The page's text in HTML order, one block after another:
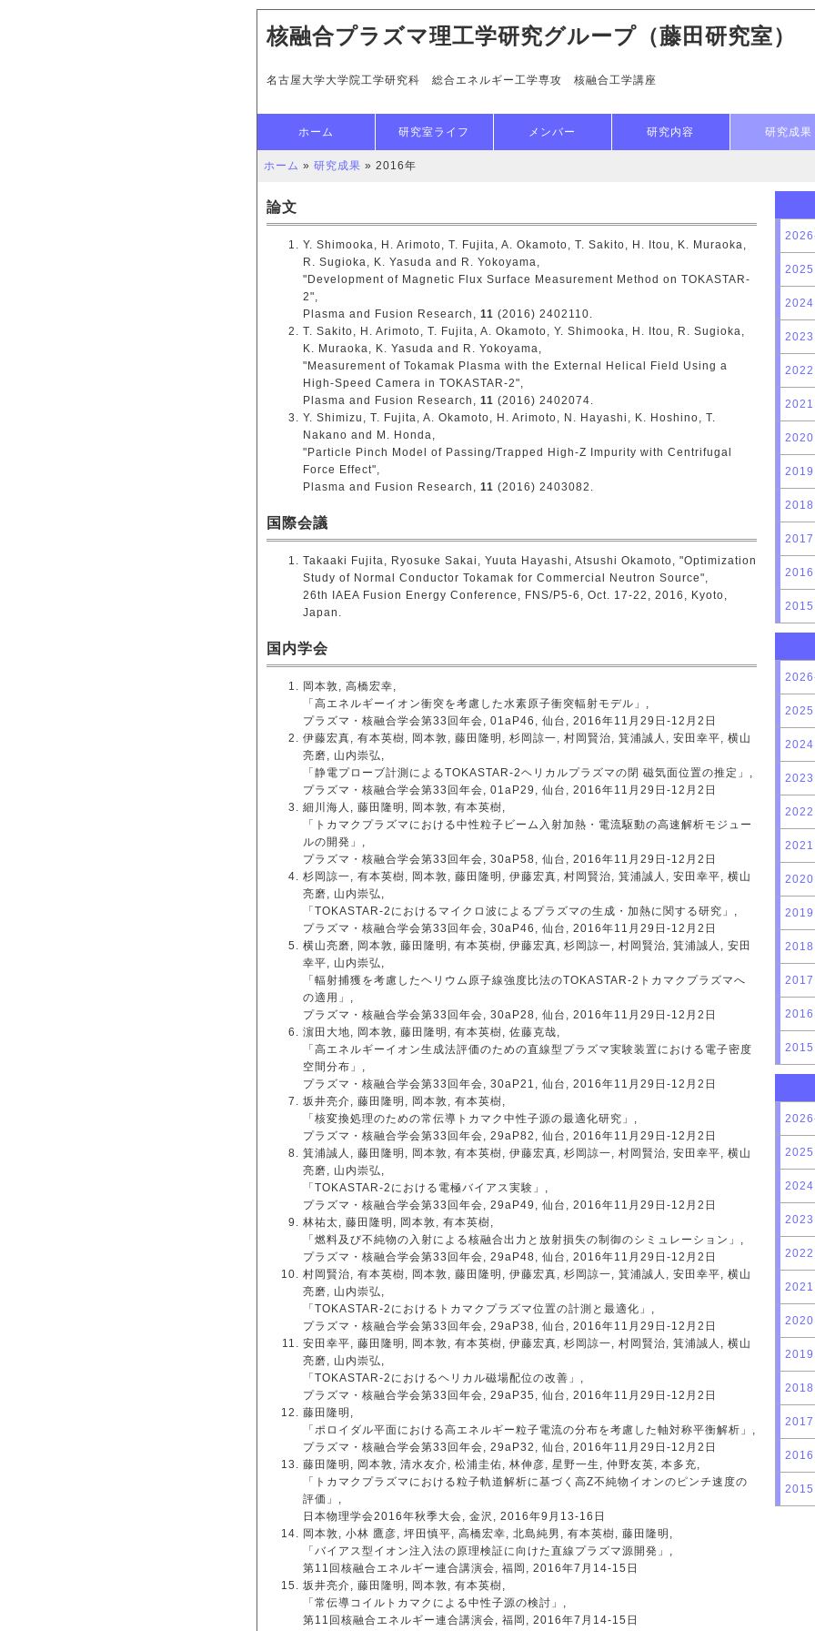
核融合プラズマ理工学研究グループ（藤田研究室）
名古屋大学大学院工学研究科 総合エネルギー工学専攻 核融合工学講座
ホーム 研究室ライフ メンバー 研究内容 研究成果
ホーム »研究成果 » 2016年
論文
Y. Shimooka, H. Arimoto, T. Fujita, A. Okamoto, T. Sakito, H. Itou, K. Muraoka,
R. Sugioka, K. Yasuda and R. Yokoyama,
"Development of Magnetic Flux Surface Measurement Method on TOKASTAR-
2",
Plasma and Fusion Research, 11 (2016) 2402110.
T. Sakito, H. Arimoto, T. Fujita, A. Okamoto, Y. Shimooka, H. Itou, R. Sugioka,
K. Muraoka, K. Yasuda and R. Yokoyama,
"Measurement of Tokamak Plasma with the External Helical Field Using a
High-Speed Camera in TOKASTAR-2",
Plasma and Fusion Research, 11 (2016) 2402074.
Y. Shimizu, T. Fujita, A. Okamoto, H. Arimoto, N. Hayashi, K. Hoshino, T.
Nakano and M. Honda,
"Particle Pinch Model of Passing/Trapped High-Z Impurity with Centrifugal
Force Effect",
Plasma and Fusion Research, 11 (2016) 2403082.
国際会議
Takaaki Fujita, Ryosuke Sakai, Yuuta Hayashi, Atsushi Okamoto, "Optimization
Study of Normal Conductor Tokamak for Commercial Neutron Source",
26th IAEA Fusion Energy Conference, FNS/P5-6, Oct. 17-22, 2016, Kyoto,
Japan.
国内学会
岡本敦, 高橋宏幸,
「高エネルギーイオン衝突を考慮した水素原子衝突輻射モデル」,
プラズマ・核融合学会第33回年会, 01aP46, 仙台, 2016年11月29日-12月2日
伊藤宏真, 有本英樹, 岡本敦, 藤田隆明, 杉岡諒一, 村岡賢治, 箕浦誠人, 安田幸平, 横山
亮磨, 山内崇弘,
「静電プローブ計測によるTOKASTAR-2ヘリカルプラズマの閉 磁気面位置の推定」,
プラズマ・核融合学会第33回年会, 01aP29, 仙台, 2016年11月29日-12月2日
細川海人, 藤田隆明, 岡本敦, 有本英樹,
「トカマクプラズマにおける中性粒子ビーム入射加熱・電流駆動の高速解析モジュー
ルの開発」,
プラズマ・核融合学会第33回年会, 30aP58, 仙台, 2016年11月29日-12月2日
杉岡諒一, 有本英樹, 岡本敦, 藤田隆明, 伊藤宏真, 村岡賢治, 箕浦誠人, 安田幸平, 横山
亮磨, 山内崇弘,
「TOKASTAR-2におけるマイクロ波によるプラズマの生成・加熱に関する研究」,
プラズマ・核融合学会第33回年会, 30aP46, 仙台, 2016年11月29日-12月2日
横山亮磨, 岡本敦, 藤田隆明, 有本英樹, 伊藤宏真, 杉岡諒一, 村岡賢治, 箕浦誠人, 安田
幸平, 山内崇弘,
「輻射捕獲を考慮したヘリウム原子線強度比法のTOKASTAR-2トカマクプラズマへ
の適用」,
プラズマ・核融合学会第33回年会, 30aP28, 仙台, 2016年11月29日-12月2日
濵田大地, 岡本敦, 藤田隆明, 有本英樹, 佐藤克哉,
「高エネルギーイオン生成法評価のための直線型プラズマ実験装置における電子密度
空間分布」,
プラズマ・核融合学会第33回年会, 30aP21, 仙台, 2016年11月29日-12月2日
坂井亮介, 藤田隆明, 岡本敦, 有本英樹,
「核変換処理のための常伝導トカマク中性子源の最適化研究」,
プラズマ・核融合学会第33回年会, 29aP82, 仙台, 2016年11月29日-12月2日
箕浦誠人, 藤田隆明, 岡本敦, 有本英樹, 伊藤宏真, 杉岡諒一, 村岡賢治, 安田幸平, 横山
亮磨, 山内崇弘,
「TOKASTAR-2における電極バイアス実験」,
プラズマ・核融合学会第33回年会, 29aP49, 仙台, 2016年11月29日-12月2日
林祐太, 藤田隆明, 岡本敦, 有本英樹,
「燃料及び不純物の入射による核融合出力と放射損失の制御のシミュレーション」,
プラズマ・核融合学会第33回年会, 29aP48, 仙台, 2016年11月29日-12月2日
村岡賢治, 有本英樹, 岡本敦, 藤田隆明, 伊藤宏真, 杉岡諒一, 箕浦誠人, 安田幸平, 横山
亮磨, 山内崇弘,
「TOKASTAR-2におけるトカマクプラズマ位置の計測と最適化」,
プラズマ・核融合学会第33回年会, 29aP38, 仙台, 2016年11月29日-12月2日
安田幸平, 藤田隆明, 岡本敦, 有本英樹, 伊藤宏真, 杉岡諒一, 村岡賢治, 箕浦誠人, 横山
亮磨, 山内崇弘,
「TOKASTAR-2におけるヘリカル磁場配位の改善」,
プラズマ・核融合学会第33回年会, 29aP35, 仙台, 2016年11月29日-12月2日
藤田隆明,
「ポロイダル平面における高エネルギー粒子電流の分布を考慮した軸対称平衡解析」,
プラズマ・核融合学会第33回年会, 29aP32, 仙台, 2016年11月29日-12月2日
藤田隆明, 岡本敦, 清水友介, 松浦圭佑, 林伸彦, 星野一生, 仲野友英, 本多充,
「トカマクプラズマにおける粒子軌道解析に基づく高Z不純物イオンのピンチ速度の
評価」,
日本物理学会2016年秋季大会, 金沢, 2016年9月13-16日
岡本敦, 小林 鷹彦, 坪田慎平, 高橋宏幸, 北島純男, 有本英樹, 藤田隆明,
「バイアス型イオン注入法の原理検証に向けた直線プラズマ源開発」,
第11回核融合エネルギー連合講演会, 福岡, 2016年7月14-15日
坂井亮介, 藤田隆明, 岡本敦, 有本英樹,
「常伝導コイルトカマクによる中性子源の検討」,
第11回核融合エネルギー連合講演会, 福岡, 2016年7月14-15日
2025
2024
2023
2022
2021
2020
2019
2018
2017
2016
2015
2025
2024
2023
2022
2021
2020
2019
2018
2017
2016
2015
2025
2024
2023
2022
2021
2020
2019
2018
2017
2016
2015